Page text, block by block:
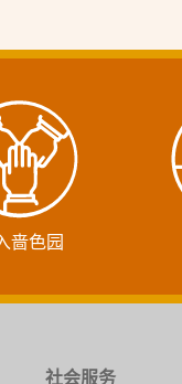
啬色园
社会服务